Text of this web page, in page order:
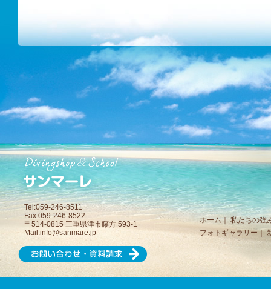
Tel:059-246-8511
Fax:059-246-8522
〒514-0815 三重県津市藤方 593-1
Mail:info@sanmare.jp
ホーム
私たちの強
フォトギャラリー｜